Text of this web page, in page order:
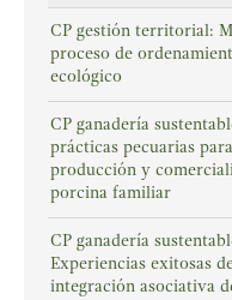
CP gestión territorial:
proceso de
ecológico
CP ganadería
prácticas pecuarias
producción y
porcina familiar
CP ganadería
Experiencias exitosas
integración asociativa